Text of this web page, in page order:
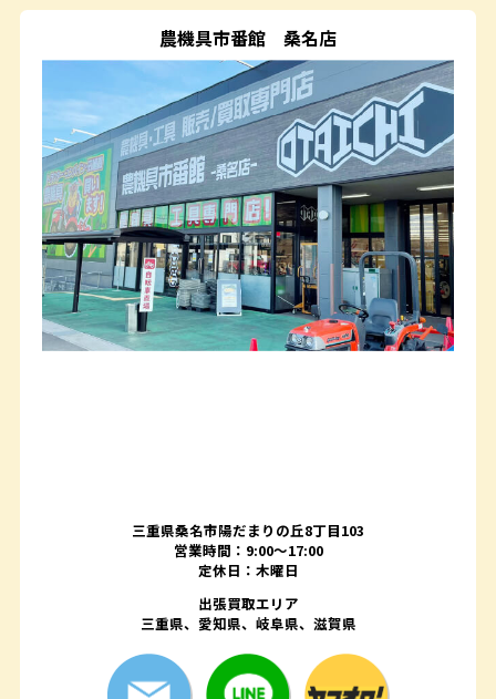
農機具市番館 桑名店
三重県桑名市陽だまりの丘8丁目103
営業時間：9:00〜17:00
定休日：木曜日
出張買取エリア
三重県、愛知県、岐阜県、滋賀県